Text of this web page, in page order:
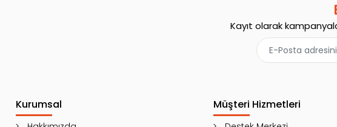
Kayıt olarak
Kurumsal Müşteri Hizmetleri